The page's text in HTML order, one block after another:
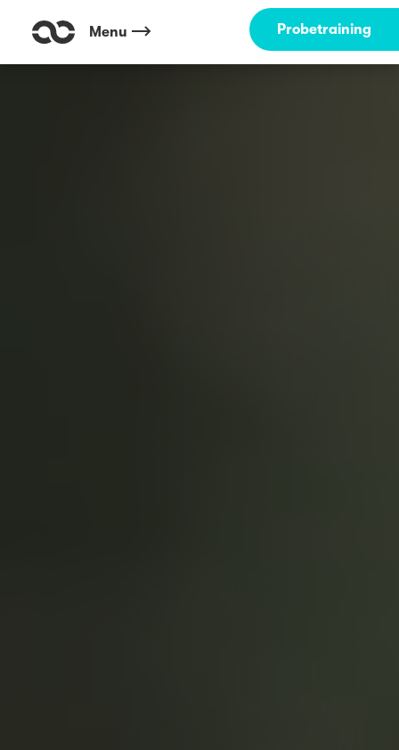
Menu Probetraining